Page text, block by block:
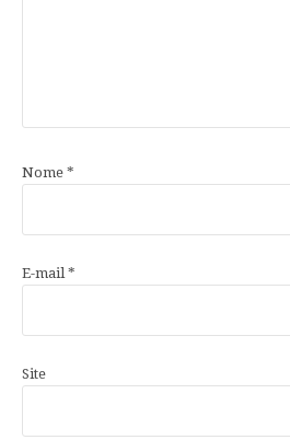
Nome *
E-mail *
Site